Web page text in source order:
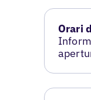
Orari